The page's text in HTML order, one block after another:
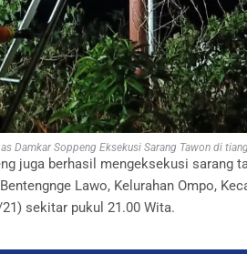
Damkar Soppeng Eksekusi Sarang Tawon di
juga berhasil mengeksekusi sarang
Lawo, Kelurahan Ompo,
sekitar pukul 21.00 Wita.